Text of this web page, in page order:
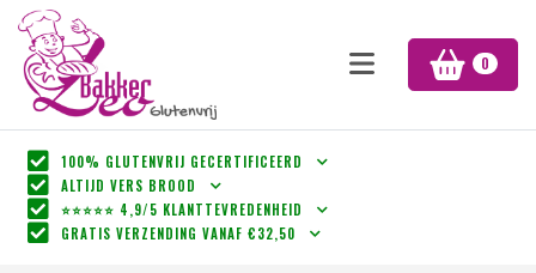
0
100% GLUTENVRIJ GECERTIFICEERD
ALTIJD VERS BROOD
⭐⭐⭐⭐⭐ 4,9/5 KLANTTEVREDENHEID
GRATIS VERZENDING VANAF €32,50